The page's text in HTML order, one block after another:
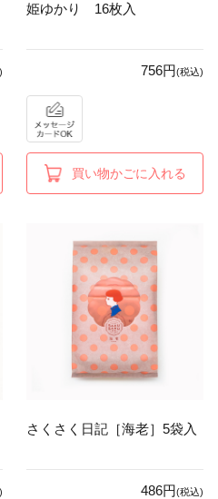
姫ゆかり 16枚入
756円(税込)
買い物かごに入れる
さくさく日記［海老］5袋入
486円(税込)